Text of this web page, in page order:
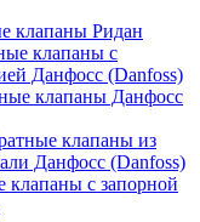
клапаны Ридан
клапаны с
Данфосс (Danfoss)
клапаны Данфосс
клапаны из
Данфосс (Danfoss)
с запорной